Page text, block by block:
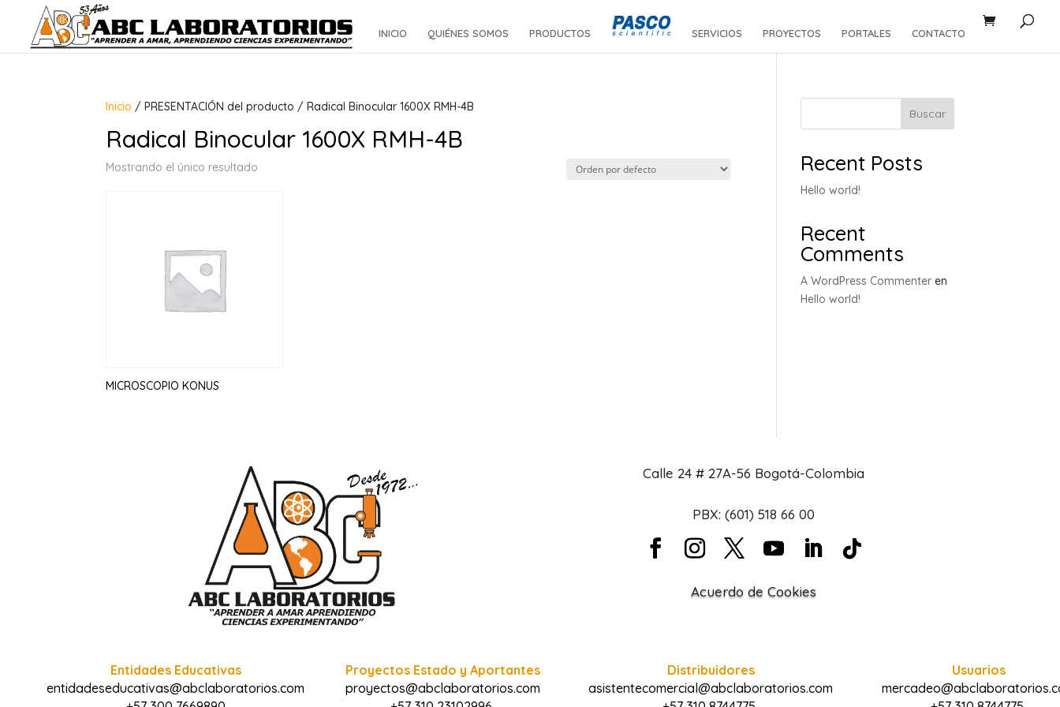
INICIO QUIÉNES SOMOS PRODUCTOS SERVICIOS PROYECTOS PORTALES CONTACTO
Inicio / PRESENTACIÓN del producto / Radical Binocular 1600X RMH-4B
Radical Binocular 1600X RMH-4B
Mostrando el único resultado
MICROSCOPIO KONUS
Buscar
Recent Posts
Hello world!
Recent
Comments
A WordPress Commenter en
Hello world!
Calle 24 # 27A-56 Bogotá-Colombia
PBX: (601) 518 66 00
Acuerdo de Cookies
Entidades Educativas
entidadeseducativas@abclaboratorios.com
Proyectos Estado y Aportantes
proyectos@abclaboratorios.com
Distribuidores
asistentecomercial@abclaboratorios.com
Usuarios